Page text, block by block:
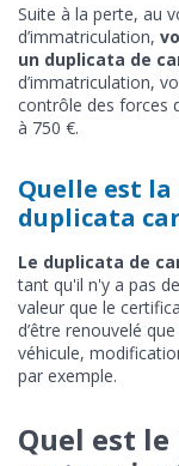
Suite à la perte, au
d’immatriculation,
un duplicata de
d’immatriculation,
contrôle des forces
à 750 €.
Quelle est la
duplicata
Le duplicata de
tant qu'il n'y a pas
valeur que le
d’être renouvelé
véhicule,
par exemple.
Quel est